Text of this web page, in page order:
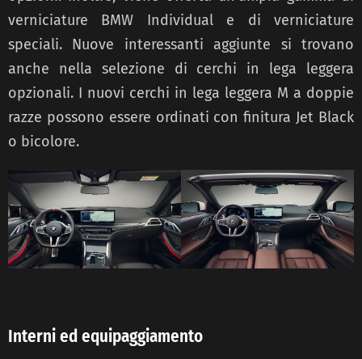
verniciature BMW Individual e di verniciature
speciali. Nuove interessanti aggiunte si trovano
anche nella selezione di cerchi in lega leggera
opzionali. I nuovi cerchi in lega leggera M a doppie
razze possono essere ordinati con finitura Jet Black
o bicolore.
Interni ed equipaggiamento